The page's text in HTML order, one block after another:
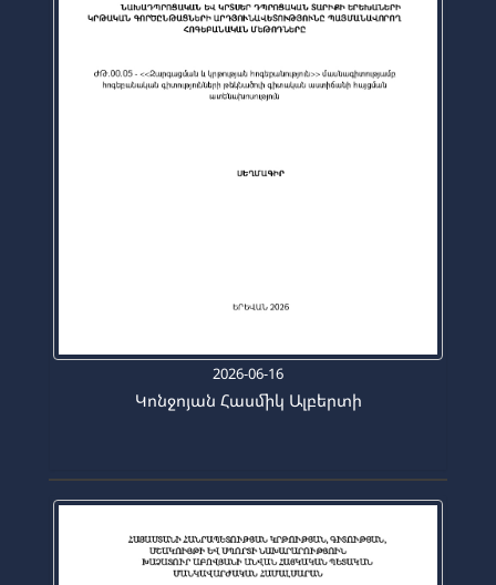
2026-06-16
Կոնջոյան Հասմիկ Ալբերտի